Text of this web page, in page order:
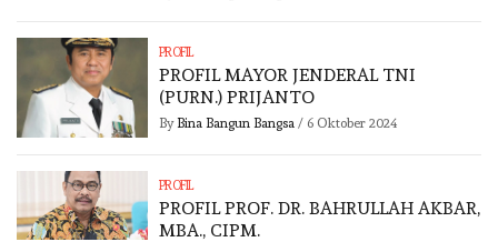
PROFIL
PROFIL MAYOR JENDERAL TNI
(PURN.) PRIJANTO
By Bina Bangun Bangsa/ 6 Oktober 2024
PROFIL
PROFIL PROF. DR. BAHRULLAH AKBAR,
MBA., CIPM.